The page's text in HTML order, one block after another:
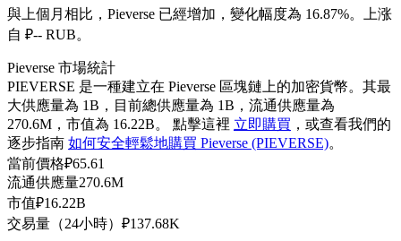
USDC永續
跟單
與上個月相比，Pieverse 已經增加，變化幅度為 16.87%。上涨
自 ₽-- RUB。
Pieverse 市場統計
PIEVERSE 是一種建立在 Pieverse 區塊鏈上的加密貨幣。其最
大供應量為 1B，目前總供應量為 1B，流通供應量為
270.6M，市值為 16.22B。 點擊這裡 立即購買 ，或查看我們的
逐步指南 如何安全輕鬆地購買 Pieverse (PIEVERSE)。
當前價格₽65.61
流通供應量270.6M
市值₽16.22B
交易量（24小時） ₽137.68K